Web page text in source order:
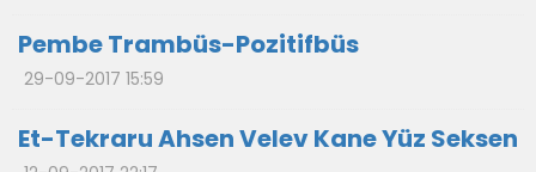
Pembe Trambüs-Pozitifbüs
29-09-2017 15:59
Et-Tekraru Ahsen Velev Kane Yüz Seksen